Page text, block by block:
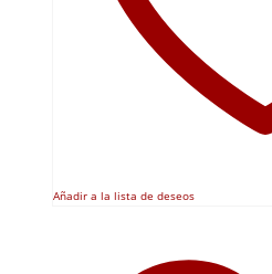
Añadir a la lista de deseos